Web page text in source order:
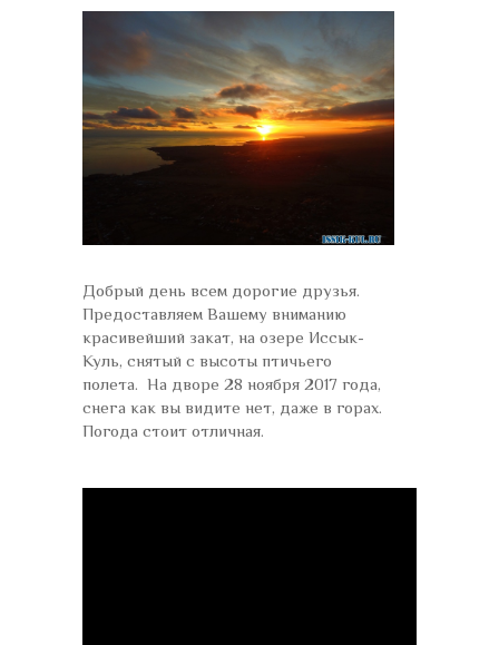
Добрый день всем дорогие друзья.
Предоставляем Вашему вниманию
красивейший закат, на озере Иссык-
Куль, снятый с высоты птичьего
полета. На дворе 28 ноября 2017 года,
снега как вы видите нет, даже в горах.
Погода стоит отличная.